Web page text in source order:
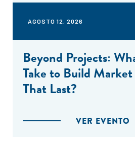
AGOSTO 12, 2026
Beyond Projects:
Take to Build Market
That Last?
VER EVENTO